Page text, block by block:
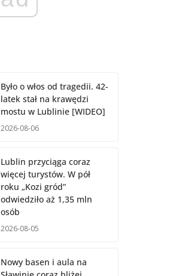
Było o włos od tragedii. 42-
latek stał na krawędzi
mostu w Lublinie [WIDEO]
2026-08-06
Lublin przyciąga coraz
więcej turystów. W pół
roku „Kozi gród”
odwiedziło aż 1,35 mln
osób
2026-08-05
Nowy basen i aula na